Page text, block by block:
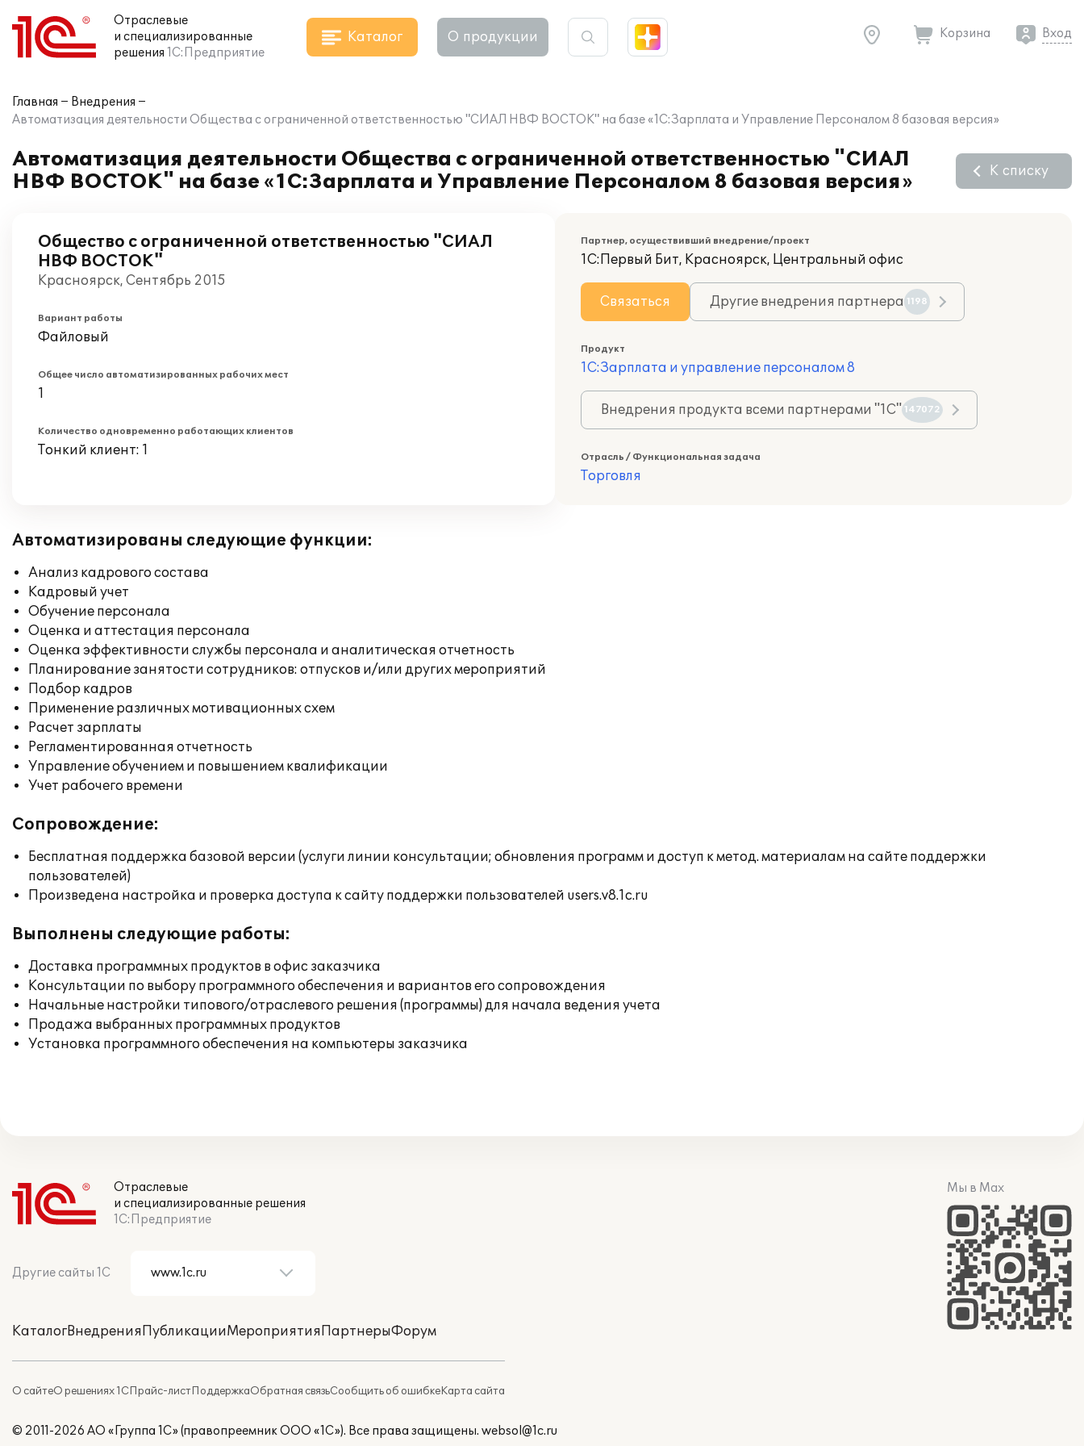
Отраслевые
и специализированные
решения 1С:Предприятие
Каталог О продукции Корзина Вход
Главная
Внедрения
Автоматизация деятельности Общества с ограниченной ответственностью "СИАЛ НВФ ВОСТОК" на базе «1С:Зарплата и Управление Персоналом 8 базовая версия»
Автоматизация деятельности Общества с ограниченной ответственностью "СИАЛ
НВФ ВОСТОК" на базе «1С:Зарплата и Управление Персоналом 8 базовая версия»
К списку
Общество с ограниченной ответственностью "СИАЛ
НВФ ВОСТОК"
Красноярск, Сентябрь 2015
Вариант работы
Файловый
Общее число автоматизированных рабочих мест
1
Количество одновременно работающих клиентов
Тонкий клиент: 1
Партнер, осуществивший внедрение/проект
1С:Первый Бит, Красноярск, Центральный офис
Связаться Другие внедрения партнера 1198
Продукт
1С:Зарплата и управление персоналом 8
Внедрения продукта всеми партнерами "1С" 147072
Отрасль / Функциональная задача
Торговля
Автоматизированы следующие функции:
Анализ кадрового состава
Кадровый учет
Обучение персонала
Оценка и аттестация персонала
Оценка эффективности службы персонала и аналитическая отчетность
Планирование занятости сотрудников: отпусков и/или других мероприятий
Подбор кадров
Применение различных мотивационных схем
Расчет зарплаты
Регламентированная отчетность
Управление обучением и повышением квалификации
Учет рабочего времени
Сопровождение:
Бесплатная поддержка базовой версии (услуги линии консультации; обновления программ и доступ к метод. материалам на сайте поддержки
пользователей)
Произведена настройка и проверка доступа к сайту поддержки пользователей users.v8.1c.ru
Выполнены следующие работы:
Доставка программных продуктов в офис заказчика
Консультации по выбору программного обеспечения и вариантов его сопровождения
Начальные настройки типового/отраслевого решения (программы) для начала ведения учета
Продажа выбранных программных продуктов
Установка программного обеспечения на компьютеры заказчика
Отраслевые
и специализированные решения
1С:Предприятие
Другие сайты 1С
КаталогВнедренияПубликацииМероприятияПартнерыФорум
О сайтеО решениях 1СПрайс-листПоддержкаОбратная связьСообщить об ошибкеКарта сайта
Мы в Max
© 2011-2026 АО «Группа 1С» (правопреемник ООО «1С»). Все права защищены. websol@1c.ru